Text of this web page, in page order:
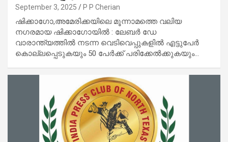
September 3, 2025 P P Cherian
ഷിക്കാഗോ,അമേരിക്കയിലെ മൂന്നാമത്തെ വലിയ
നഗരമായ ഷിക്കാഗോയിൽ : ലേബർ ഡേ
വാരാന്ത്യത്തിൽ നടന്ന വെടിവെപ്പുകളിൽ എട്ടുപേർ
കൊല്ലപ്പെടുകയും 50 പേർക്ക് പരിക്കേൽക്കുകയും…